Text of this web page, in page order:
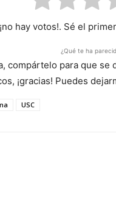
hay votos!. Sé el
¿Qué te ha
compártelo para que
¡gracias! Puedes
USC